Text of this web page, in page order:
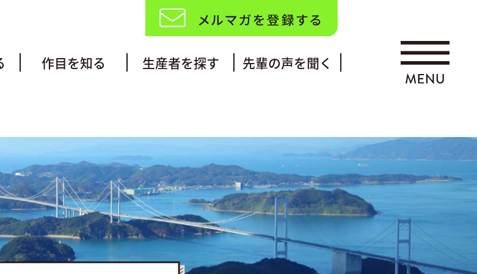
作目を知る 生産者を探す 先輩の声を聞く